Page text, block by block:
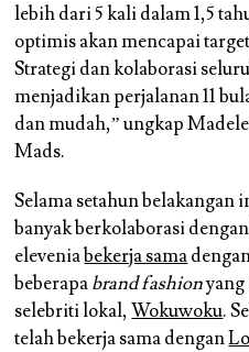
lebih dari 5 kali dalam 1,5
optimis akan mencapai
Strategi dan kolaborasi
menjadikan perjalanan 11
dan mudah,” ungkap
Mads.
Selama setahun belakangan
banyak berkolaborasi
eleveniabekerja sama
beberapabrand fashionyang
selebriti lokal,Wokuwoku.
telah bekerja sama dengan